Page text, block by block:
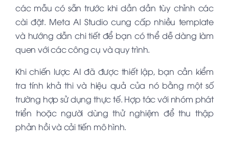
các mẫu có sẵn trước khi dần dần tùy chỉnh các
cài đặt. Meta AI Studio cung cấp nhiều template
và hướng dẫn chi tiết để bạn có thể dễ dàng làm
quen với các công cụ và quy trình.
Khi chiến lược AI đã được thiết lập, bạn cần kiểm
tra tính khả thi và hiệu quả của nó bằng một số
trường hợp sử dụng thực tế. Hợp tác với nhóm phát
triển hoặc người dùng thử nghiệm để thu thập
phản hồi và cải tiến mô hình.